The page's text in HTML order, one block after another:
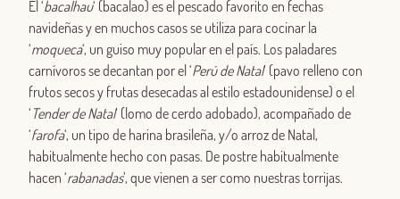
El ‘bacalhau‘ (bacalao) es el pescado favorito en fechas
navideñas y en muchos casos se utiliza para cocinar la
‘moqueca‘, un guiso muy popular en el país. Los paladares
carnívoros se decantan por el ‘Perú de Natal‘ (pavo relleno con
frutos secos y frutas desecadas al estilo estadounidense) o el
‘ Tender de Natal‘ (lomo de cerdo adobado), acompañado de
‘farofa‘, un tipo de harina brasileña, y/o arroz de Natal,
habitualmente hecho con pasas. De postre habitualmente
hacen ‘rabanadas’, que vienen a ser como nuestras torrijas.